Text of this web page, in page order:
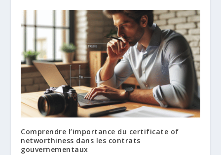
Comprendre l’importance du certificate of
networthiness dans les contrats
gouvernementaux